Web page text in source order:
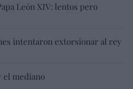
León XIV: lentos pero
intentaron extorsionar al rey
el mediano